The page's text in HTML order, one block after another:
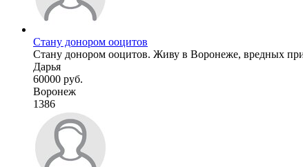
Стану донором ооцитов
Стану донором ооцитов. Живу в Воронеже, вредных
Дарья
60000 руб.
Воронеж
1386